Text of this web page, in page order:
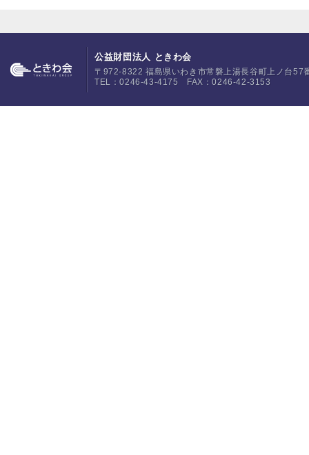
公益財団法人 ときわ会
〒972-8322 福島県いわき市常磐上湯長谷町上ノ台57
TEL：0246-43-4175 FAX：0246-42-3153